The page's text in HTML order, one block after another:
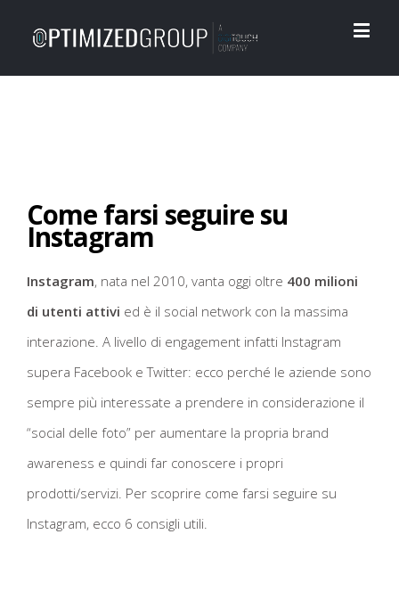
Come farsi seguire su
Instagram
Instagram, nata nel 2010, vanta oggi oltre 400 milioni
di utenti attivi ed è il social network con la massima
interazione. A livello di engagement infatti Instagram
supera Facebook e Twitter: ecco perché le aziende sono
sempre più interessate a prendere in considerazione il
“social delle foto” per aumentare la propria brand
awareness e quindi far conoscere i propri
prodotti/servizi. Per scoprire come farsi seguire su
Instagram, ecco 6 consigli utili.